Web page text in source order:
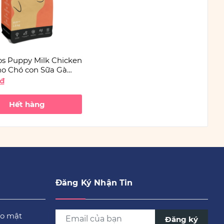
Puppy Milk Chicken
Chó con Sữa Gà
Hết hàng
mật
Đăng Ký Nhận Tin
Đăng ký